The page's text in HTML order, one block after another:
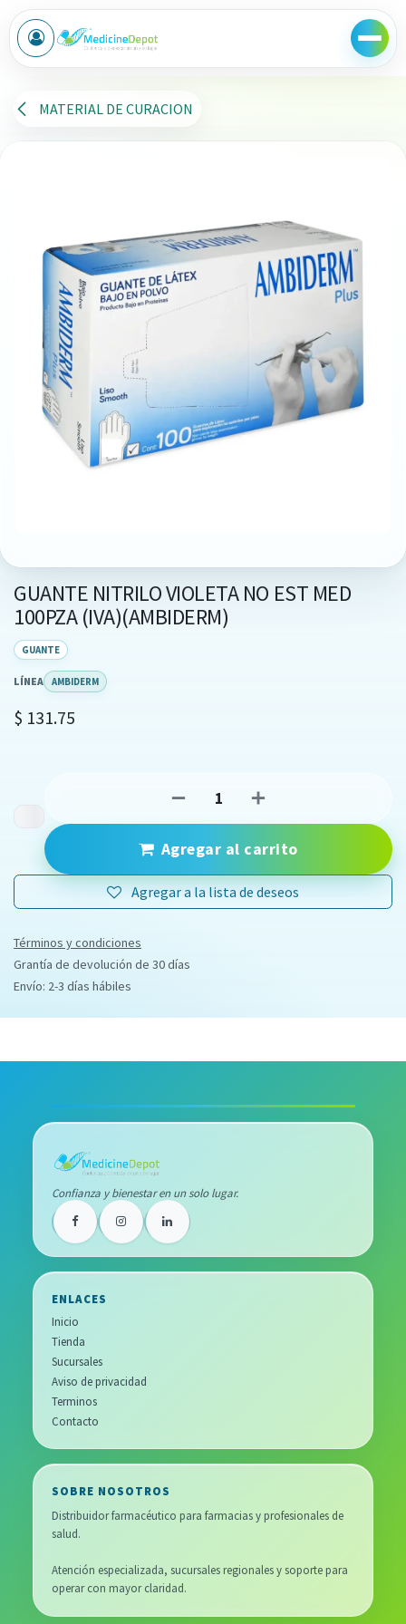
Ir al contenido
MATERIAL DE CURACION
GUANTE NITRILO VIOLETA NO EST MED
100PZA (IVA)(AMBIDERM)
GUANTE
LÍNEA AMBIDERM
$ 131.75
Agregar al carrito
Agregar a la lista de deseos
Términos y condiciones
Grantía de devolución de 30 días
Envío: 2-3 días hábiles
Confianza y bienestar en un solo lugar.
ENLACES
Inicio
Tienda
Sucursales
Aviso de privacidad
Terminos
Contacto
SOBRE NOSOTROS
Distribuidor farmacéutico para farmacias y profesionales de
salud.
Atención especializada, sucursales regionales y soporte para
operar con mayor claridad.